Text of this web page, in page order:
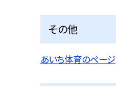
その他
あいち体育のページ